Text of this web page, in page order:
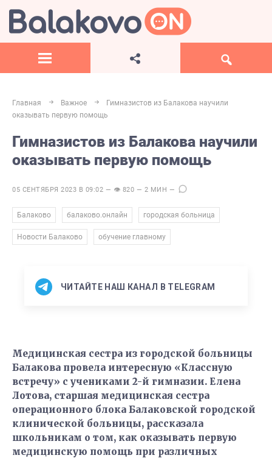
Главная Важное
Гимназистов из Балакова научили
оказывать первую помощь
Гимназистов из Балакова научили
оказывать первую помощь
05 СЕНТЯБРЯ 2023 В 09:02 — 👁 820 — 2 МИН —
Балаково балаково.онлайн городская больница
Новости Балаково обучение главному
ЧИТАЙТЕ НАШ КАНАЛ В TELEGRAM
Медицинская сестра из городской больницы
Балакова провела интересную «Классную
встречу» с учениками 2-й гимназии. Елена
Лотова, старшая медицинская сестра
операционного блока Балаковской городской
клинической больницы, рассказала
школьникам о том, как оказывать первую
медицинскую помощь при различных